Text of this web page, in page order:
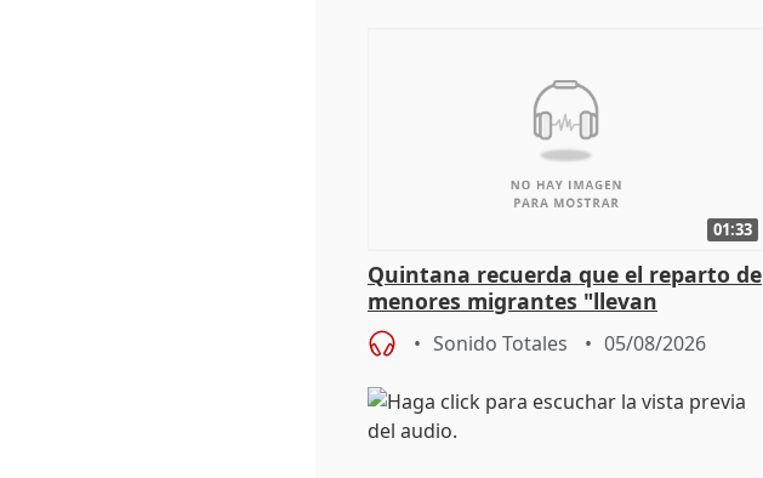
01:33
Quintana recuerda que el reparto de
menores migrantes "llevan
aportación del Gobierno" central
Sonido Totales 05/08/2026